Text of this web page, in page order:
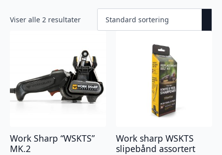
Viser alle 2 resultater
Work Sharp “WSKTS”
MK.2
Work sharp WSKTS
slipebånd assortert